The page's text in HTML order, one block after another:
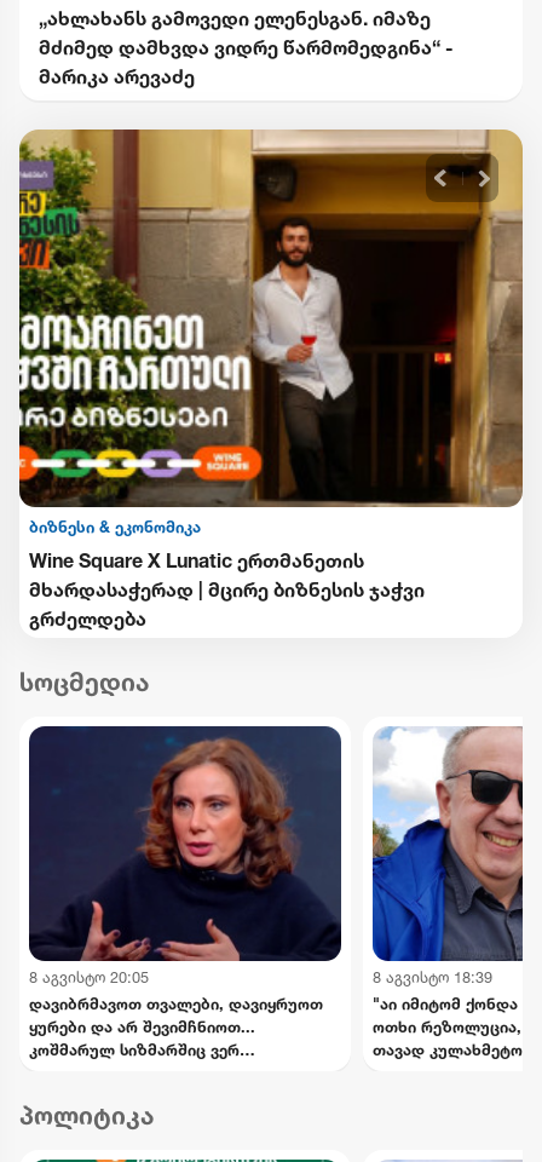
„ახლახანს გამოვედი ელენესგან. იმაზე
მძიმედ დამხვდა ვიდრე წარმომედგინა“ -
მარიკა არევაძე
ბიზნესი & ეკონომიკა
Wine Square X Lunatic ერთმანეთის
მხარდასაჭერად | მცირე ბიზნესის ჯაჭვი
გრძელდება
სოცმედია
8 აგვისტო 20:05
დავიბრმავოთ თვალები, დავიყრუოთ
ყურები და არ შევიმჩნიოთ...
კოშმარულ სიზმარშიც ვერ
8 აგვისტო 18:39
"აი იმიტომ ქონდა
ოთხი რეზოლუცია,
თავად
პოლიტიკა